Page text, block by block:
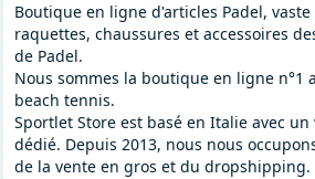
Boutique en ligne d'articles Padel,
raquettes, chaussures et accessoires
de Padel.
Nous sommes la boutique en ligne n°1
beach tennis.
Sportlet Store est basé en Italie avec
dédié. Depuis 2013, nous nous
de la vente en gros et du dropshipping.